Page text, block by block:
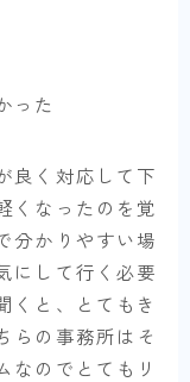
った
良く対応して下
くなったのを覚
分かりやすい場
にして行く必要
くと、とてもき
らの事務所はそ
なのでとてもリ